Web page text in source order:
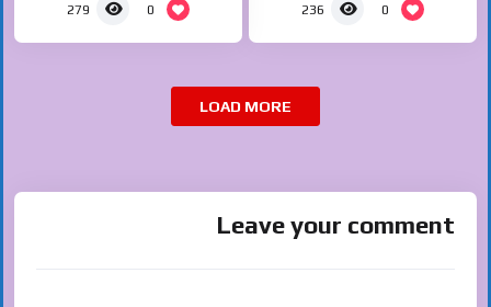
0
236
0
279
LOAD MORE
Leave your comment